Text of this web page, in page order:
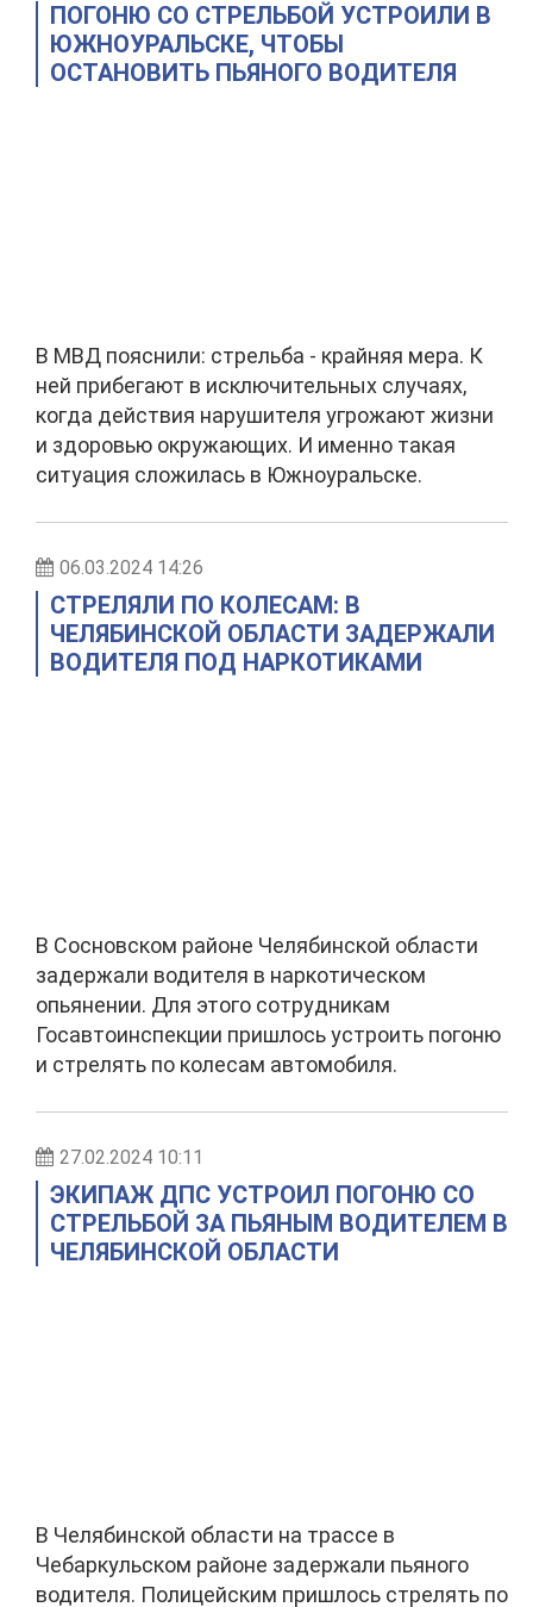
ПОГОНЮ СО СТРЕЛЬБОЙ УСТРОИЛИ В
ЮЖНОУРАЛЬСКЕ, ЧТОБЫ
ОСТАНОВИТЬ ПЬЯНОГО ВОДИТЕЛЯ
В МВД пояснили: стрельба - крайняя мера. К
ней прибегают в исключительных случаях,
когда действия нарушителя угрожают жизни
и здоровью окружающих. И именно такая
ситуация сложилась в Южноуральске.
06.03.2024 14:26
СТРЕЛЯЛИ ПО КОЛЕСАМ: В
ЧЕЛЯБИНСКОЙ ОБЛАСТИ ЗАДЕРЖАЛИ
ВОДИТЕЛЯ ПОД НАРКОТИКАМИ
В Сосновском районе Челябинской области
задержали водителя в наркотическом
опьянении. Для этого сотрудникам
Госавтоинспекции пришлось устроить погоню
и стрелять по колесам автомобиля.
27.02.2024 10:11
ЭКИПАЖ ДПС УСТРОИЛ ПОГОНЮ СО
СТРЕЛЬБОЙ ЗА ПЬЯНЫМ ВОДИТЕЛЕМ В
ЧЕЛЯБИНСКОЙ ОБЛАСТИ
В Челябинской области на трассе в
Чебаркульском районе задержали пьяного
водителя. Полицейским пришлось стрелять по